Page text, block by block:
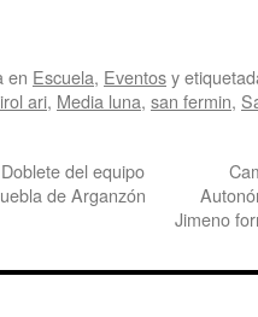
en Escuela, Eventosy
ari, Media luna, san fermin,
del equipo
de Arganzón
Jimeno